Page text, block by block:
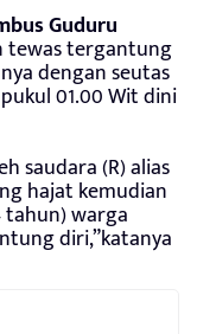
Guduru
tewas tergantung
dengan seutas
01.00 Wit dini
saudara (R) alias
hajat kemudian
tahun) warga
diri,”katanya